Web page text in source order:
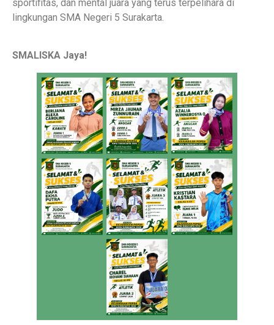
sportifitas, dan mental juara yang terus terpelihara di
lingkungan SMA Negeri 5 Surakarta.
SMALISKA Jaya!